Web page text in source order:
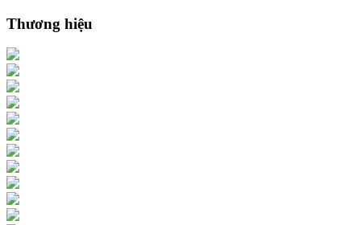
Thương hiệu